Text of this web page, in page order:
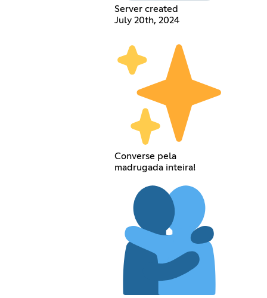
Server created
July 20th, 2024
Converse pela
madrugada inteira!